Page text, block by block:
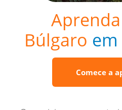
Búlgaro em
Comece a